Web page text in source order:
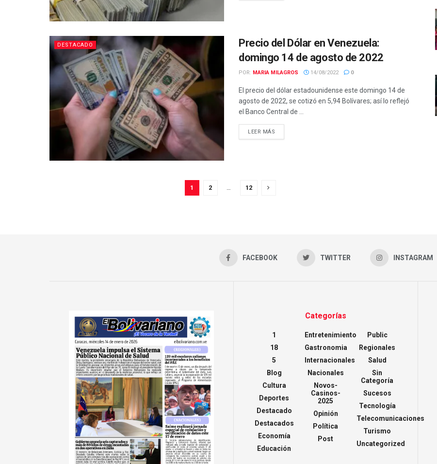
DESTACADO
Precio del Dólar en Venezuela:
domingo 14 de agosto de 2022
POR: MARIA MILAGROS 14/08/2022 0
El precio del dólar estadounidense este domingo 14 de
agosto de 2022, se cotizó en 5,94 Bolívares; así lo reflejó
el Banco Central de ...
LEER MÁS
1 2 … 12
FACEBOOK TWITTER INSTAGRAM
Categorías
1
18
5
Blog
Cultura
Deportes
Destacado
Destacados
Economía
Educación
Entretenimiento
Gastronomia
Internacionales
Nacionales
Novos-
Casinos-
2025
Opinión
Política
Post
Public
Regionales
Salud
Sin
Categoría
Sucesos
Tecnología
Telecomunicaciones
Turismo
Uncategorized